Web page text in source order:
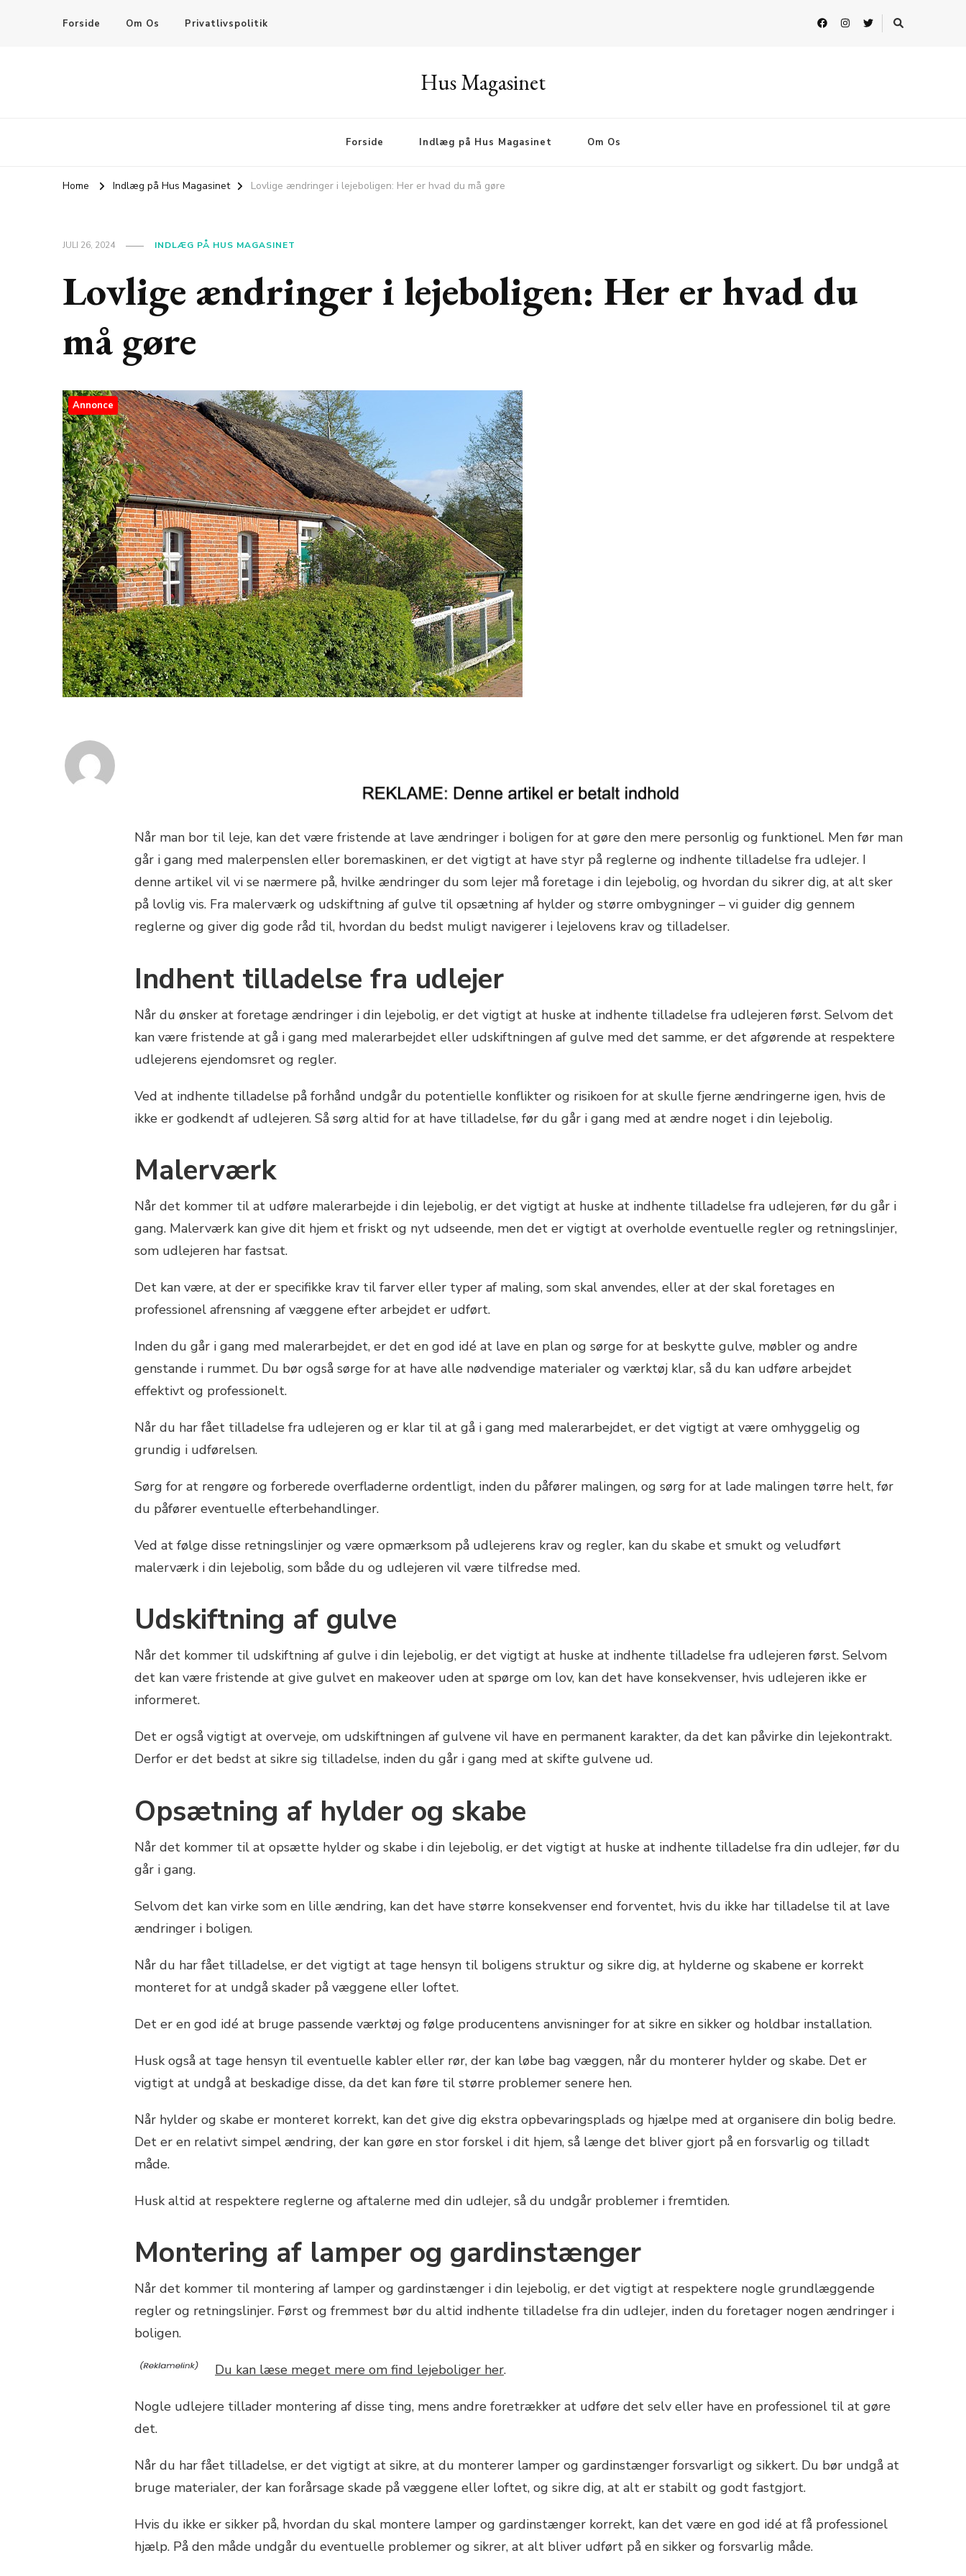
Forside Om Os Privatlivspolitik
Hus Magasinet
Forside Indlæg på Hus Magasinet Om Os
Home Indlæg på Hus Magasinet Lovlige ændringer i lejeboligen: Her er hvad du må gøre
JULI 26, 2024 INDLÆG PÅ HUS MAGASINET
Lovlige ændringer i lejeboligen: Her er hvad du
må gøre
Annonce
Når man bor til leje, kan det være fristende at lave ændringer i boligen for at gøre den mere personlig og funktionel. Men før man
går i gang med malerpenslen eller boremaskinen, er det vigtigt at have styr på reglerne og indhente tilladelse fra udlejer. I
denne artikel vil vi se nærmere på, hvilke ændringer du som lejer må foretage i din lejebolig, og hvordan du sikrer dig, at alt sker
på lovlig vis. Fra malerværk og udskiftning af gulve til opsætning af hylder og større ombygninger – vi guider dig gennem
reglerne og giver dig gode råd til, hvordan du bedst muligt navigerer i lejelovens krav og tilladelser.
Indhent tilladelse fra udlejer
Når du ønsker at foretage ændringer i din lejebolig, er det vigtigt at huske at indhente tilladelse fra udlejeren først. Selvom det
kan være fristende at gå i gang med malerarbejdet eller udskiftningen af gulve med det samme, er det afgørende at respektere
udlejerens ejendomsret og regler.
Ved at indhente tilladelse på forhånd undgår du potentielle konflikter og risikoen for at skulle fjerne ændringerne igen, hvis de
ikke er godkendt af udlejeren. Så sørg altid for at have tilladelse, før du går i gang med at ændre noget i din lejebolig.
Malerværk
Når det kommer til at udføre malerarbejde i din lejebolig, er det vigtigt at huske at indhente tilladelse fra udlejeren, før du går i
gang. Malerværk kan give dit hjem et friskt og nyt udseende, men det er vigtigt at overholde eventuelle regler og retningslinjer,
som udlejeren har fastsat.
Det kan være, at der er specifikke krav til farver eller typer af maling, som skal anvendes, eller at der skal foretages en
professionel afrensning af væggene efter arbejdet er udført.
Inden du går i gang med malerarbejdet, er det en god idé at lave en plan og sørge for at beskytte gulve, møbler og andre
genstande i rummet. Du bør også sørge for at have alle nødvendige materialer og værktøj klar, så du kan udføre arbejdet
effektivt og professionelt.
Når du har fået tilladelse fra udlejeren og er klar til at gå i gang med malerarbejdet, er det vigtigt at være omhyggelig og
grundig i udførelsen.
Sørg for at rengøre og forberede overfladerne ordentligt, inden du påfører malingen, og sørg for at lade malingen tørre helt, før
du påfører eventuelle efterbehandlinger.
Ved at følge disse retningslinjer og være opmærksom på udlejerens krav og regler, kan du skabe et smukt og veludført
malerværk i din lejebolig, som både du og udlejeren vil være tilfredse med.
Udskiftning af gulve
Når det kommer til udskiftning af gulve i din lejebolig, er det vigtigt at huske at indhente tilladelse fra udlejeren først. Selvom
det kan være fristende at give gulvet en makeover uden at spørge om lov, kan det have konsekvenser, hvis udlejeren ikke er
informeret.
Det er også vigtigt at overveje, om udskiftningen af gulvene vil have en permanent karakter, da det kan påvirke din lejekontrakt.
Derfor er det bedst at sikre sig tilladelse, inden du går i gang med at skifte gulvene ud.
Opsætning af hylder og skabe
Når det kommer til at opsætte hylder og skabe i din lejebolig, er det vigtigt at huske at indhente tilladelse fra din udlejer, før du
går i gang.
Selvom det kan virke som en lille ændring, kan det have større konsekvenser end forventet, hvis du ikke har tilladelse til at lave
ændringer i boligen.
Når du har fået tilladelse, er det vigtigt at tage hensyn til boligens struktur og sikre dig, at hylderne og skabene er korrekt
monteret for at undgå skader på væggene eller loftet.
Det er en god idé at bruge passende værktøj og følge producentens anvisninger for at sikre en sikker og holdbar installation.
Husk også at tage hensyn til eventuelle kabler eller rør, der kan løbe bag væggen, når du monterer hylder og skabe. Det er
vigtigt at undgå at beskadige disse, da det kan føre til større problemer senere hen.
Når hylder og skabe er monteret korrekt, kan det give dig ekstra opbevaringsplads og hjælpe med at organisere din bolig bedre.
Det er en relativt simpel ændring, der kan gøre en stor forskel i dit hjem, så længe det bliver gjort på en forsvarlig og tilladt
måde.
Husk altid at respektere reglerne og aftalerne med din udlejer, så du undgår problemer i fremtiden.
Montering af lamper og gardinstænger
Når det kommer til montering af lamper og gardinstænger i din lejebolig, er det vigtigt at respektere nogle grundlæggende
regler og retningslinjer. Først og fremmest bør du altid indhente tilladelse fra din udlejer, inden du foretager nogen ændringer i
boligen.
Du kan læse meget mere om find lejeboliger her.
Nogle udlejere tillader montering af disse ting, mens andre foretrækker at udføre det selv eller have en professionel til at gøre
det.
Når du har fået tilladelse, er det vigtigt at sikre, at du monterer lamper og gardinstænger forsvarligt og sikkert. Du bør undgå at
bruge materialer, der kan forårsage skade på væggene eller loftet, og sikre dig, at alt er stabilt og godt fastgjort.
Hvis du ikke er sikker på, hvordan du skal montere lamper og gardinstænger korrekt, kan det være en god idé at få professionel
hjælp. På den måde undgår du eventuelle problemer og sikrer, at alt bliver udført på en sikker og forsvarlig måde.